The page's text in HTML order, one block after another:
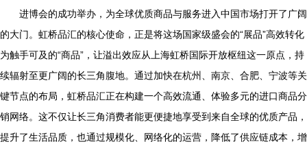
进博会的成功举办，为全球优质商品与服务进入中国市场打开了广阔
的大门。虹桥品汇的核心使命，正是将这场国家级盛会的“展品”高效转化
为触手可及的“商品”，让溢出效应从上海虹桥国际开放枢纽这一原点，持
续辐射至更广阔的长三角腹地。通过加快在杭州、南京、合肥、宁波等关
键节点的布局，虹桥品汇正在构建一个高效流通、体验多元的进口商品分
销网络。这不仅让长三角消费者能更便捷地享受到来自全球的优质产品，
提升了生活品质，也通过规模化、网络化的运营，降低了供应链成本，增